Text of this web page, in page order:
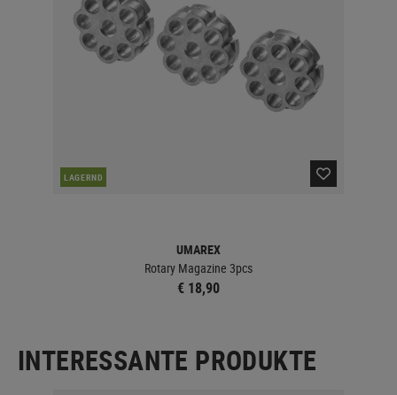
LAGERND
UMAREX
Rotary Magazine 3pcs
€ 18,90
INTERESSANTE PRODUKTE